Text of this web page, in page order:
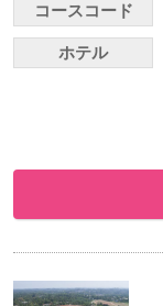
コースコード
ホテル